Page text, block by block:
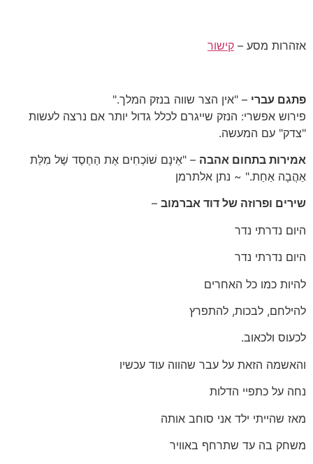
אזהרות מסע – קישור
פתגם עברי – "אין הצר שווה בנזק המלך."
פירוש אפשרי: הנזק שייגרם לכלל גדול יותר אם נרצה לעשות
"צדק" עם המעשה.
אמירות בתחום אהבה – "אֵינָם שׁוֹכְחִים אֶת הַחֶסֶד שֶׁל מִלַּת
אַהֲבָה אַחַת." ~ נתן אלתרמן
שירים ופרוזה של דוד אברמוב –
היום נדרתי נדר
היום נדרתי נדר
להיות כמו כל האחרים
להילחם, לבכות, להתפרץ
לכעוס ולכאוב.
והאשמה הזאת על עבר שהווה עוד עכשיו
נחה על כתפיי הדלות
מאז שהייתי ילד אני סוחב אותה
משחק בה עד שתרחף באוויר